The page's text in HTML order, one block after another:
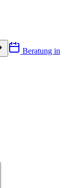
Beratung in